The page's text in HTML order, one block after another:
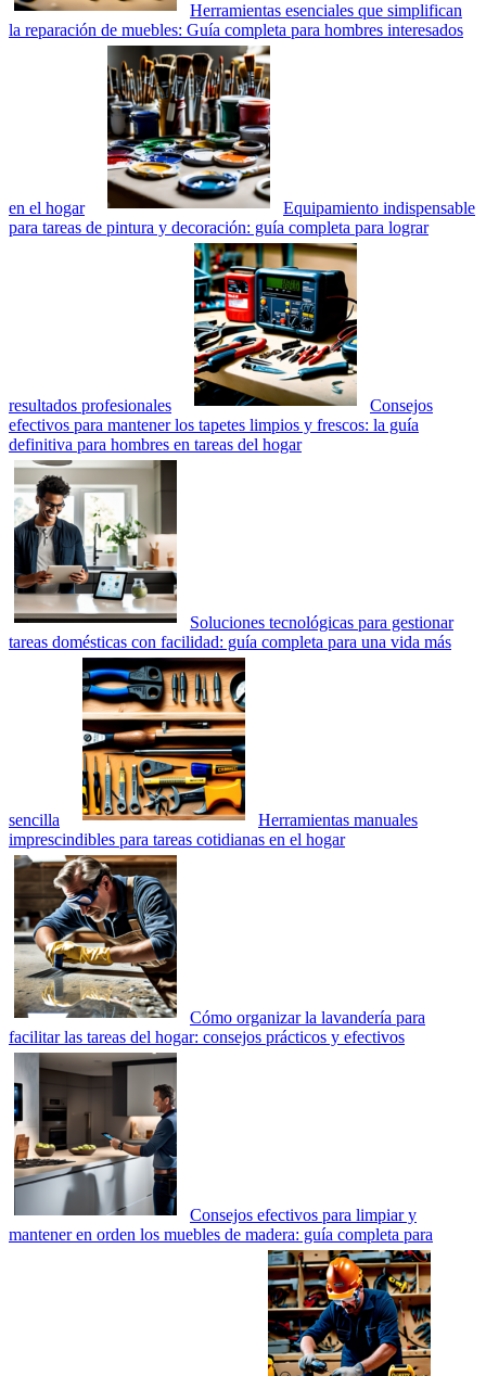
Herramientas esenciales que simplifican
la reparación de muebles: Guía completa para hombres interesados
en el hogar
Equipamiento indispensable
para tareas de pintura y decoración: guía completa para lograr
resultados profesionales
Consejos
efectivos para mantener los tapetes limpios y frescos: la guía
definitiva para hombres en tareas del hogar
Soluciones tecnológicas para gestionar
tareas domésticas con facilidad: guía completa para una vida más
sencilla
Herramientas manuales
imprescindibles para tareas cotidianas en el hogar
Cómo organizar la lavandería para
facilitar las tareas del hogar: consejos prácticos y efectivos
Consejos efectivos para limpiar y
mantener en orden los muebles de madera: guía completa para